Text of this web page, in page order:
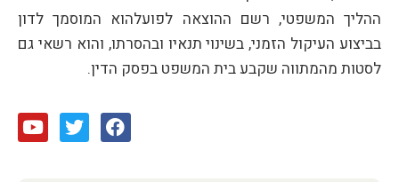
ההליך המשפטי, רשם ההוצאה לפועלהוא המוסמך לדון
בביצוע העיקול הזמני, בשינוי תנאיו ובהסרתו, והוא רשאי גם
לסטות מהמתווה שקבע בית המשפט בפסק הדין.